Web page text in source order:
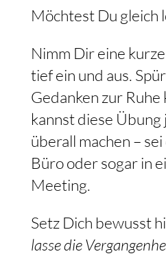
Möchtest Du gleich
Nimm Dir eine
tief ein und aus.
Gedanken zur Ruhe
kannst diese
überall machen – sei
Büro oder sogar in
Meeting.
Setz Dich bewusst
lasse die